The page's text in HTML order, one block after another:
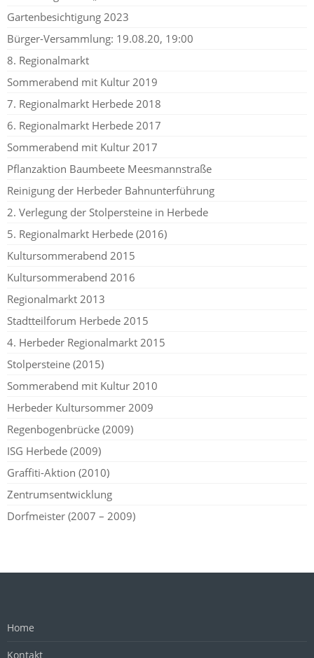
Gartenbesichtigung 2023
Bürger-Versammlung: 19.08.20, 19:00
8. Regionalmarkt
Sommerabend mit Kultur 2019
7. Regionalmarkt Herbede 2018
6. Regionalmarkt Herbede 2017
Sommerabend mit Kultur 2017
Pflanzaktion Baumbeete Meesmannstraße
Reinigung der Herbeder Bahnunterführung
2. Verlegung der Stolpersteine in Herbede
5. Regionalmarkt Herbede (2016)
Kultursommerabend 2015
Kultursommerabend 2016
Regionalmarkt 2013
Stadtteilforum Herbede 2015
4. Herbeder Regionalmarkt 2015
Stolpersteine (2015)
Sommerabend mit Kultur 2010
Herbeder Kultursommer 2009
Regenbogenbrücke (2009)
ISG Herbede (2009)
Graffiti-Aktion (2010)
Zentrumsentwicklung
Dorfmeister (2007 – 2009)
Home
Kontakt